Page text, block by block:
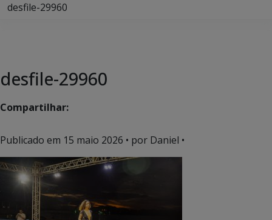
desfile-29960
desfile-29960
Compartilhar:
Publicado em 15 maio 2026 • por Daniel •